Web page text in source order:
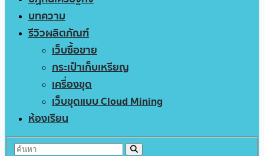
บทความ
รีวิวผลิตภัณฑ์
เว็บซื้อขาย
กระเป๋าเก็บเหรียญ
เครื่องขุด
เว็บขุดแบบ Cloud Mining
ห้องเรียน